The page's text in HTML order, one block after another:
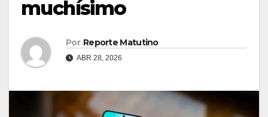
muchísimo
Por Reporte Matutino
ABR 28, 2026